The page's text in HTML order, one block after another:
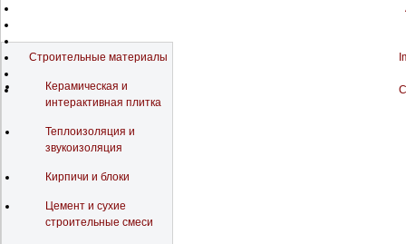
Строительные материалы
Керамическая и
интерактивная плитка
Теплоизоляция и
звукоизоляция
Кирпичи и блоки
Цемент и сухие
строительные смеси